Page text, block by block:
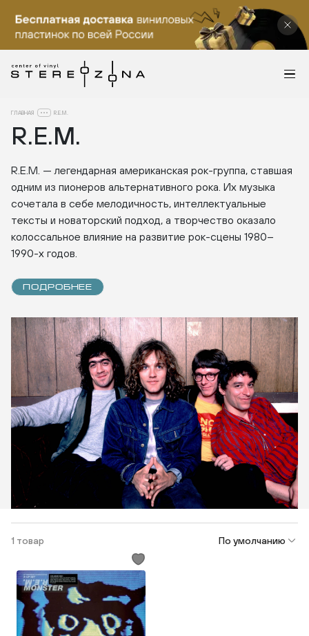
ГЛАВНАЯ R.E.M.
R.E.M.
R.E.M. — легендарная американская рок-группа, ставшая
одним из пионеров альтернативного рока. Их музыка
сочетала в себе мелодичность, интеллектуальные
тексты и новаторский подход, а творчество оказало
колоссальное влияние на развитие рок-сцены 1980–
1990-х годов.
ПОДРОБНЕЕ
1 товар По умолчанию